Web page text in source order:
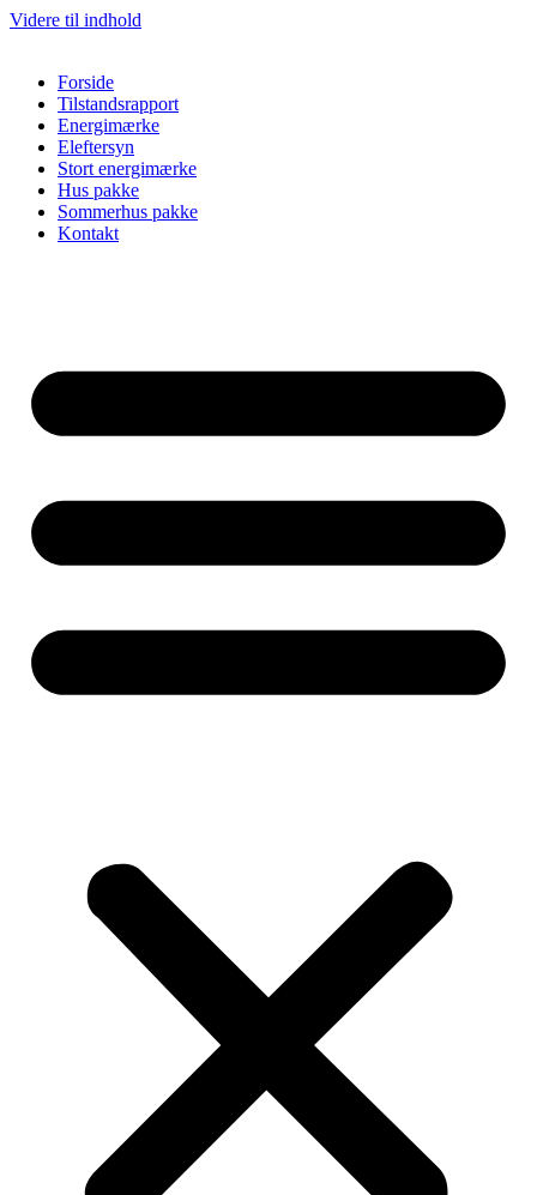
Videre til indhold
Forside
Tilstandsrapport
Energimærke
Eleftersyn
Stort energimærke
Hus pakke
Sommerhus pakke
Kontakt